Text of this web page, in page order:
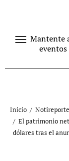
contenidoMantente
Inicio
Notireporte
El patrimonio
dólares tras el